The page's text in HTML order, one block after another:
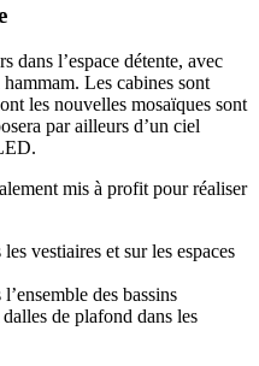
dans l’espace détente, avec
Les cabines sont
les nouvelles mosaïques sont
par ailleurs d’un ciel
mis à profit pour réaliser
vestiaires et sur les espaces
des bassins
de plafond dans les